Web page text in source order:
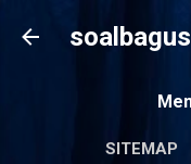
SITEMAP